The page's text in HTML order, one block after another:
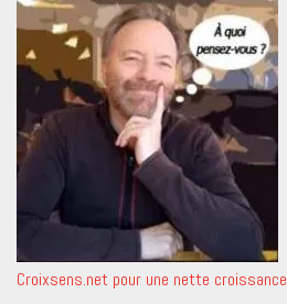
Croixsens.net pour une nette croissance